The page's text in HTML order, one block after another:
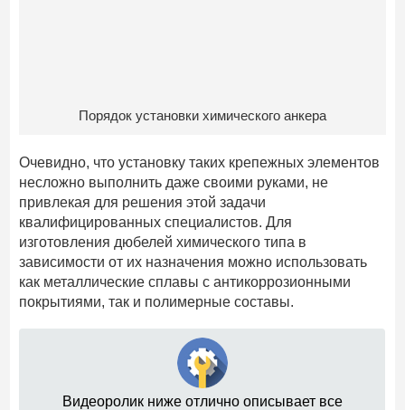
Порядок установки химического анкера
Очевидно, что установку таких крепежных элементов
несложно выполнить даже своими руками, не
привлекая для решения этой задачи
квалифицированных специалистов. Для
изготовления дюбелей химического типа в
зависимости от их назначения можно использовать
как металлические сплавы с антикоррозионными
покрытиями, так и полимерные составы.
Видеоролик ниже отлично описывает все